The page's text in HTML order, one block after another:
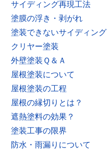
サイディング再現工法
塗膜の浮き・剥がれ
塗装できないサイディング
クリヤー塗装
外壁塗装Ｑ＆Ａ
屋根塗装について
屋根塗装の工程
屋根の縁切りとは？
遮熱塗料の効果？
塗装工事の限界
防水・雨漏りについて